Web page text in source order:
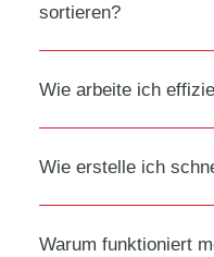
sortieren?
Wie arbeite ich
Wie erstelle ich
Warum funktioniert